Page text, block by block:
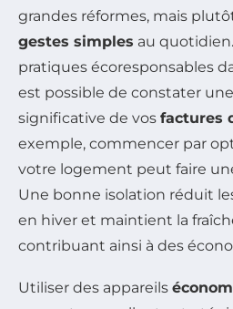
grandes réformes, mais
gestes simples au
pratiques écoresponsables
est possible de constater
significative de vos factures
exemple, commencer par
votre logement peut faire
Une bonne isolation réduit
en hiver et maintient la
contribuant ainsi à des
Utiliser des appareils